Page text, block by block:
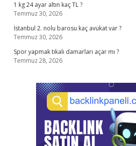
1 kg 24 ayar altın kaç TL ?
Temmuz 30, 2026
İstanbul 2. nolu barosu kaç avukat var ?
Temmuz 30, 2026
Spor yapmak tıkalı damarları açar mı ?
Temmuz 28, 2026